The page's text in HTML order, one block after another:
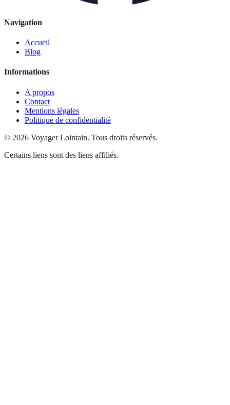
Navigation
Accueil
Blog
Informations
A propos
Contact
Mentions légales
Politique de confidentialité
© 2026 Voyager Lointain. Tous droits réservés.
Certains liens sont des liens affiliés.